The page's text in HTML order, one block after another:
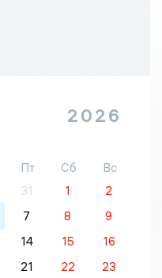
2026
Пт Сб
Вс
31 1
2
7 8
9
14 15
16
21 22 23